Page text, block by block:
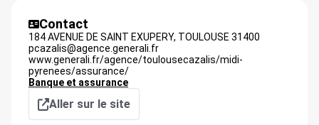
Contact
184 AVENUE DE SAINT EXUPERY, TOULOUSE 31400
pcazalis@agence.generali.fr
www.generali.fr/agence/toulousecazalis/midi-
pyrenees/assurance/
Banque et assurance
Aller sur le site